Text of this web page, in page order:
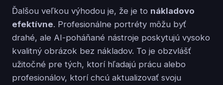
Ďalšou veľkou výhodou je, že je to nákladovo
efektívne. Profesionálne portréty môžu byť
drahé, ale AI-poháňané nástroje poskytujú vysoko
kvalitný obrázok bez nákladov. To je obzvlášť
užitočné pre tých, ktorí hľadajú prácu alebo
profesionálov, ktorí chcú aktualizovať svoju